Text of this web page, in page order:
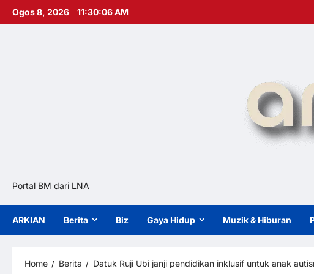
Skip
Ogos 8, 2026 11:30:07 AM
Portal BM dari LNA
ARKIAN Berita Biz Gaya Hidup Muzik & Hiburan
Home Berita Datuk Ruji Ubi janji pendidikan inklusif untuk anak